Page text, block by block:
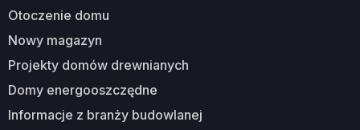
Otoczenie domu
Nowy magazyn
Projekty domów drewnianych
Domy energooszczędne
Informacje z branży budowlanej